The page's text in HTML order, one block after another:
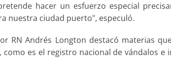
hacer un esfuerzo especial
nuestra ciudad puerto", especuló.
RN Andrés Longton destacó materias
como es el registro nacional de vándalos